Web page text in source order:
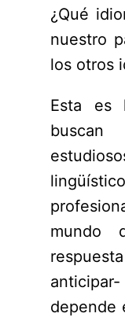
¿Qué
nuestro
los otros
Esta es
buscan
mundo
depende